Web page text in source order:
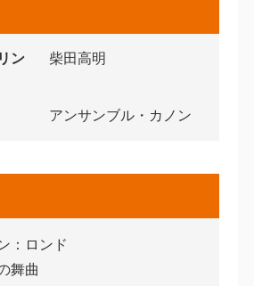
ン
柴田高明
アンサンブル・カノン
：ロンド
舞曲